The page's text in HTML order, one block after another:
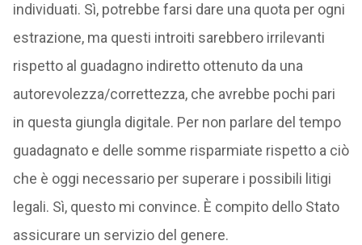
individuati. Sì, potrebbe farsi dare una quota per ogni
estrazione, ma questi introiti sarebbero irrilevanti
rispetto al guadagno indiretto ottenuto da una
autorevolezza/correttezza, che avrebbe pochi pari
in questa giungla digitale. Per non parlare del tempo
guadagnato e delle somme risparmiate rispetto a ciò
che è oggi necessario per superare i possibili litigi
legali. Sì, questo mi convince. È compito dello Stato
assicurare un servizio del genere.